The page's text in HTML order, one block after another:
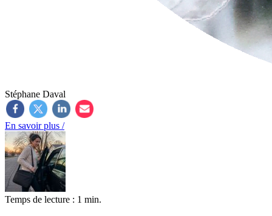
Stéphane Daval
En savoir plus /
Temps de lecture : 1 min.